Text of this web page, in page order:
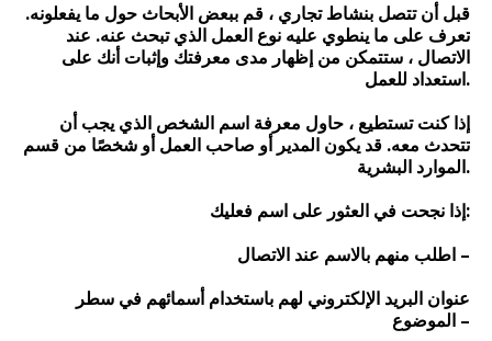
قبل أن تتصل بنشاط تجاري ، قم ببعض الأبحاث حول ما يفعلونه.
تعرف على ما ينطوي عليه نوع العمل الذي تبحث عنه. عند
الاتصال ، ستتمكن من إظهار مدى معرفتك وإثبات أنك على
استعداد للعمل.
إذا كنت تستطيع ، حاول معرفة اسم الشخص الذي يجب أن
تتحدث معه. قد يكون المدير أو صاحب العمل أو شخصًا من قسم
الموارد البشرية.
إذا نجحت في العثور على اسم فعليك:
اطلب منهم بالاسم عند الاتصال –
عنوان البريد الإلكتروني لهم باستخدام أسمائهم في سطر
الموضوع –